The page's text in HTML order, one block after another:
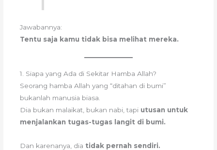
Jawabannya:
Tentu saja kamu tidak bisa melihat mereka.
1. Siapa yang Ada di Sekitar Hamba Allah?
Seorang hamba Allah yang “ditahan di bumi”
bukanlah manusia biasa.
Dia bukan malaikat, bukan nabi, tapi utusan untuk
menjalankan tugas-tugas langit di bumi.
Dan karenanya, dia tidak pernah sendiri.